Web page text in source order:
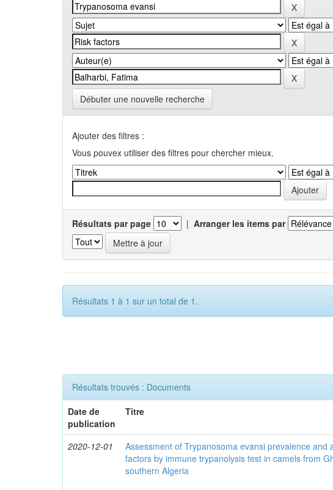
Débuter une nouvelle recherche
Ajouter des filtres :
Vous pouvex utiliser des filtres pour chercher mieux.
Résultats par page | Arranger les items par
Résultats 1 à 1 sur un total de 1.
Résultats trouvés : Documents
Date de
publication
Titre
2020-12-01
Assessment of Trypanosoma evansi prevalence and
factors by immune trypanolysis test in camels from
southern Algeria